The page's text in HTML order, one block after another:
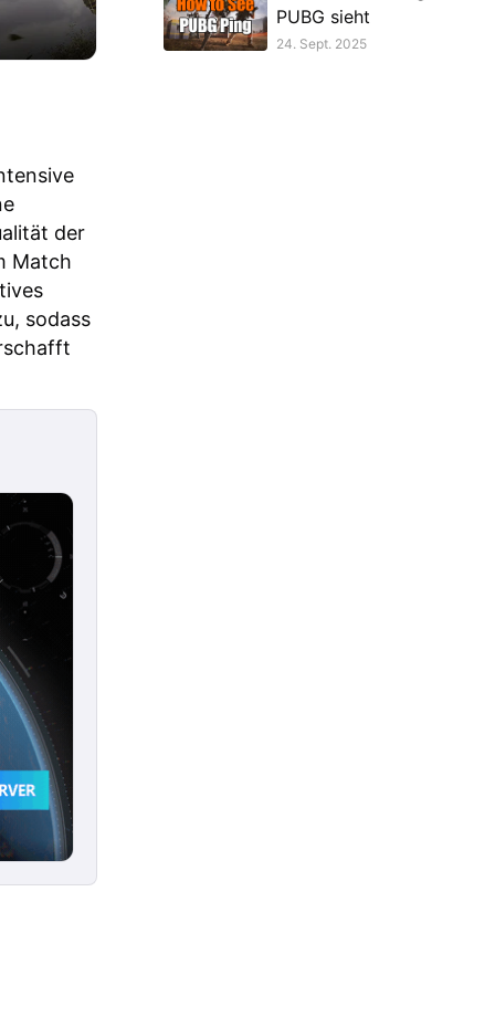
der
Match
sodass
PUBG sieht
24. Sept. 2025